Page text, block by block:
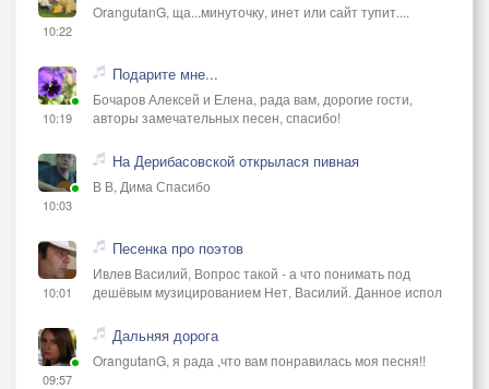
10:22
OrangutanG, ща...минуточку, инет или сайт тупит....
10:19
Подарите мне...
Бочаров Алексей и Елена, рада вам, дорогие гости,
авторы замечательных песен, спасибо!
10:03
На Дерибасовской открылася пивная
В В, Дима Спасибо
10:01
Песенка про поэтов
Ивлев Василий, Вопрос такой - а что понимать под
дешёвым музицированием Нет, Василий. Данное испол
09:57
Дальняя дорога
OrangutanG, я рада ,что вам понравилась моя песня!!